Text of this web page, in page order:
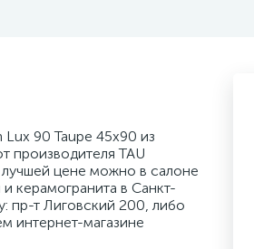
Lux 90 Taupe 45x90 из
производителя TAU
цене можно в салоне
керамогранита в Санкт-
пр-т Лиговский 200, либо
интернет-магазине